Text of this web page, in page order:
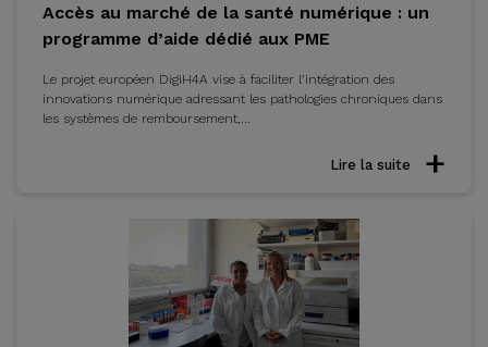
Accès au marché de la santé numérique : un
programme d’aide dédié aux PME
Le projet européen DigiH4A vise à faciliter l’intégration des
innovations numérique adressant les pathologies chroniques dans
les systèmes de remboursement,...
Lire la suite